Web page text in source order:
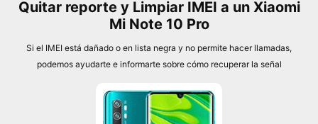
Quitar reporte y Limpiar IMEI a un Xiaomi
Mi Note 10 Pro
Si el IMEI está dañado o en lista negra y no permite hacer llamadas,
podemos ayudarte e informarte sobre cómo recuperar la señal